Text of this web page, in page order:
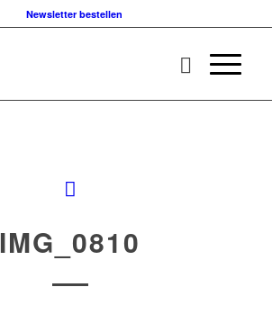
Newsletter bestellen
IMG_0810